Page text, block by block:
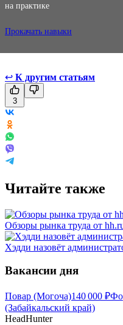
на практике
Прокачать навыки
↩ К другим статьям
3
Читайте также
Обзоры рынка труда от
Хэдди назовёт
Вакансии дня
Повар (Могоча)140 000 ₽
(Забайкальский край)
HeadHunter